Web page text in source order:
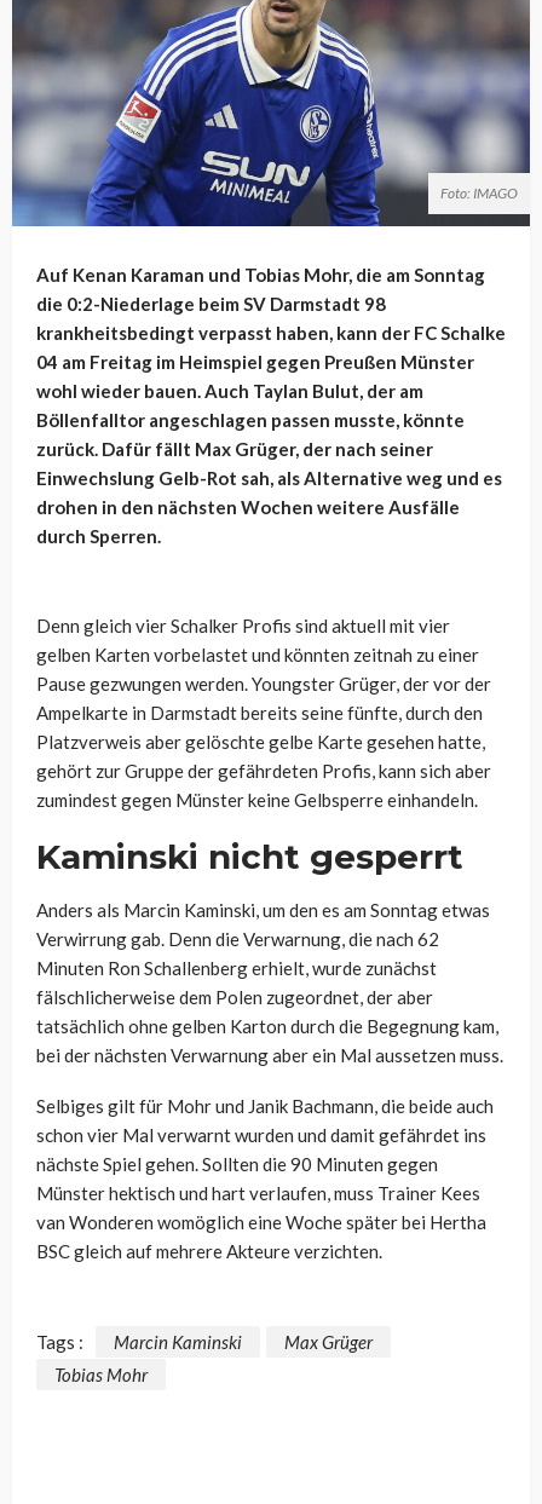
Foto: IMAGO
Auf Kenan Karaman und Tobias Mohr, die am Sonntag
die 0:2-Niederlage beim SV Darmstadt 98
krankheitsbedingt verpasst haben, kann der FC Schalke
04 am Freitag im Heimspiel gegen Preußen Münster
wohl wieder bauen. Auch Taylan Bulut, der am
Böllenfalltor angeschlagen passen musste, könnte
zurück. Dafür fällt Max Grüger, der nach seiner
Einwechslung Gelb-Rot sah, als Alternative weg und es
drohen in den nächsten Wochen weitere Ausfälle
durch Sperren.
Denn gleich vier Schalker Profis sind aktuell mit vier
gelben Karten vorbelastet und könnten zeitnah zu einer
Pause gezwungen werden. Youngster Grüger, der vor der
Ampelkarte in Darmstadt bereits seine fünfte, durch den
Platzverweis aber gelöschte gelbe Karte gesehen hatte,
gehört zur Gruppe der gefährdeten Profis, kann sich aber
zumindest gegen Münster keine Gelbsperre einhandeln.
Kaminski nicht gesperrt
Anders als Marcin Kaminski, um den es am Sonntag etwas
Verwirrung gab. Denn die Verwarnung, die nach 62
Minuten Ron Schallenberg erhielt, wurde zunächst
fälschlicherweise dem Polen zugeordnet, der aber
tatsächlich ohne gelben Karton durch die Begegnung kam,
bei der nächsten Verwarnung aber ein Mal aussetzen muss.
Selbiges gilt für Mohr und Janik Bachmann, die beide auch
schon vier Mal verwarnt wurden und damit gefährdet ins
nächste Spiel gehen. Sollten die 90 Minuten gegen
Münster hektisch und hart verlaufen, muss Trainer Kees
van Wonderen womöglich eine Woche später bei Hertha
BSC gleich auf mehrere Akteure verzichten.
Tags : Marcin Kaminski
Max Grüger
Tobias Mohr